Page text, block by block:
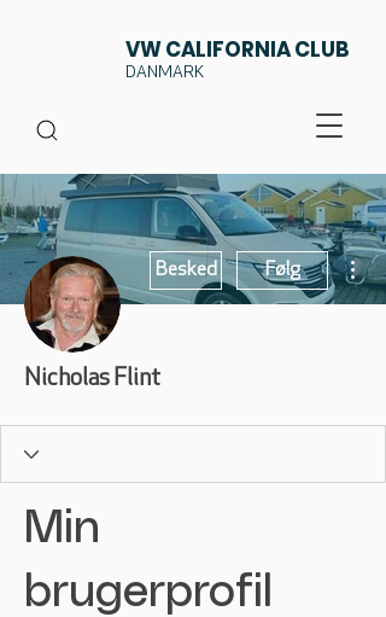
VW CALIFORNIA CLUB
DANMARK
Besked Følg
Nicholas Flint
Min
brugerprofil